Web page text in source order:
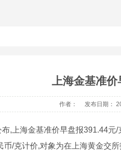
上海金基准价
作者： 发布日期：
上海金基准价早盘报391.44元/
克计价,对象为在上海黄金交所